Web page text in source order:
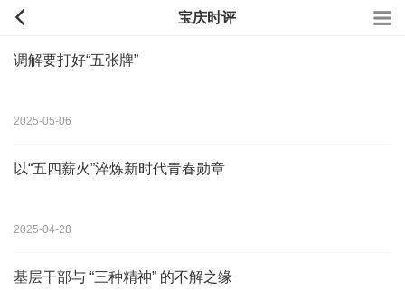
宝庆时评
调解要打好“五张牌”
2025-05-06
以“五四薪火”淬炼新时代青春勋章
2025-04-28
基层干部与 “三种精神” 的不解之缘